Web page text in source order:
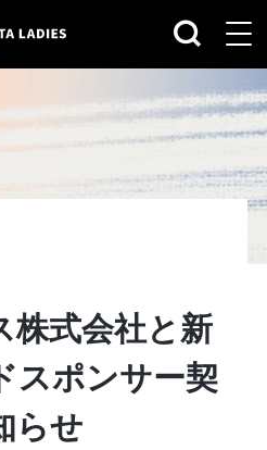
株式会社と新
スポンサー契
らせ